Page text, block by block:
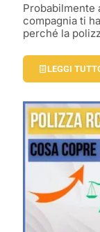
Probabilmente
compagnia ti
perché la
LEGGI